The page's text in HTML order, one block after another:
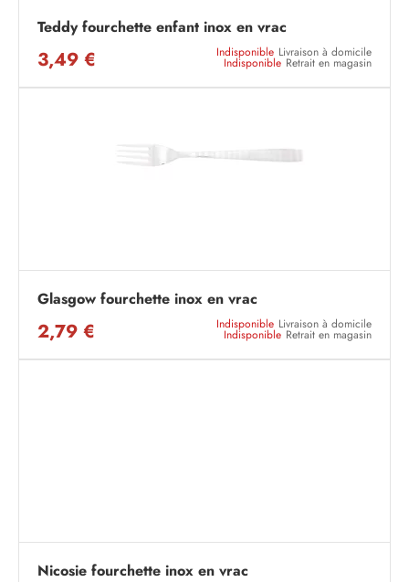
Teddy fourchette enfant inox en vrac
3,49 € Indisponible Livraison à domicile
Indisponible Retrait en magasin
Glasgow fourchette inox en vrac
2,79 € Indisponible Livraison à domicile
Indisponible Retrait en magasin
Nicosie fourchette inox en vrac